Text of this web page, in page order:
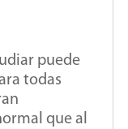
puede
todas
que al